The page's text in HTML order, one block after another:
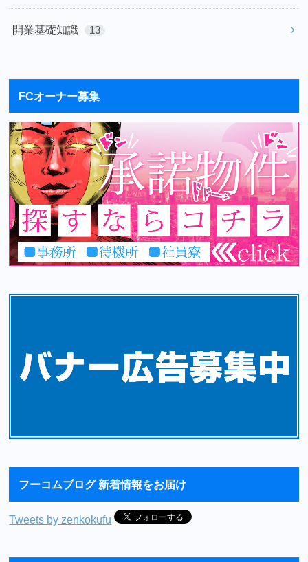
開業基礎知識 13
FCオーナー募集
フーコムブログ 新着情報をお届け
Tweets by zenkokufu